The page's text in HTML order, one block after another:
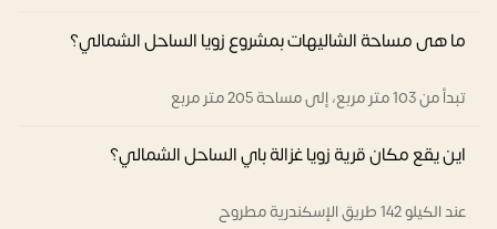
ما هى مساحة الشاليهات بمشروع زويا الساحل الشمالي؟
تبدأ من 103 متر مربع، إلى مساحة 205 متر مربع
اين يقع مكان قرية زويا غزالة باي الساحل الشمالي؟
عند الكيلو 142 طريق الإسكندرية مطروح